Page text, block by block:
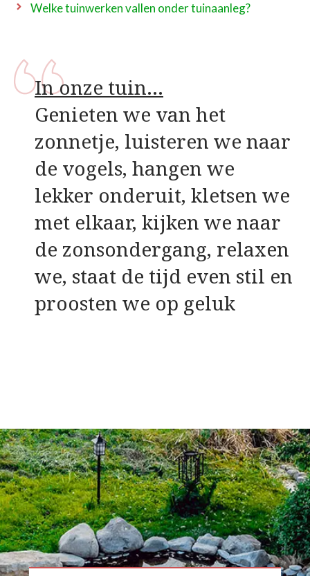
Welke tuinwerken vallen onder tuinaanleg?
In onze tuin…
Genieten we van het
zonnetje, luisteren we naar
de vogels, hangen we
lekker onderuit, kletsen we
met elkaar, kijken we naar
de zonsondergang, relaxen
we, staat de tijd even stil en
proosten we op geluk